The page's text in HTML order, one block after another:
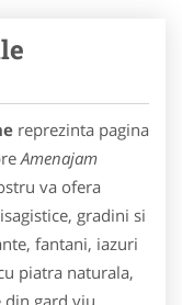
reprezinta pagina
Amenajam
va ofera
gradini si
fantani, iazuri
piatra naturala,
din gard viu